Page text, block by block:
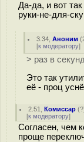
Да-да, и вот
руки-не-для-
3.34 ,Аноним (
[к модератору]
> раз в
Это так
её - проц
2.51 ,Комиссар (?
[к модератору]
Согласен, чем
проще